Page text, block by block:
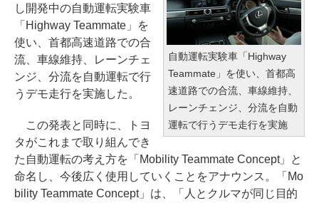
自動運転実験車「Highway
Teammate」を使い、首都高
速道路での合流、車線維持、
レーンチェンジ、分流を自動
運転で行うデモ走行を実施
し開発中の自動運転実験車
「Highway Teammate」を
使い、首都高速道路での合
流、車線維持、レーンチェ
ンジ、分流を自動運転で行
うデモ走行を実施した。
この発表と同時に、トヨ
タがこれまで取り組んでき
た自動運転の考え方を「Mobility Teammate Concept」と
命名し、今後広く使用していくことをアナウンス。「Mo
bility Teammate Concept」は、「人とクルマが同じ目的